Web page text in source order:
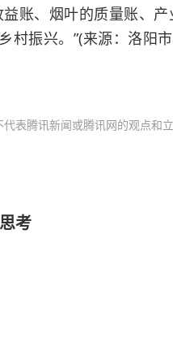
益账、烟叶的质量账、
村振兴。”(来源：洛阳
表腾讯新闻或腾讯网的观点和立
考